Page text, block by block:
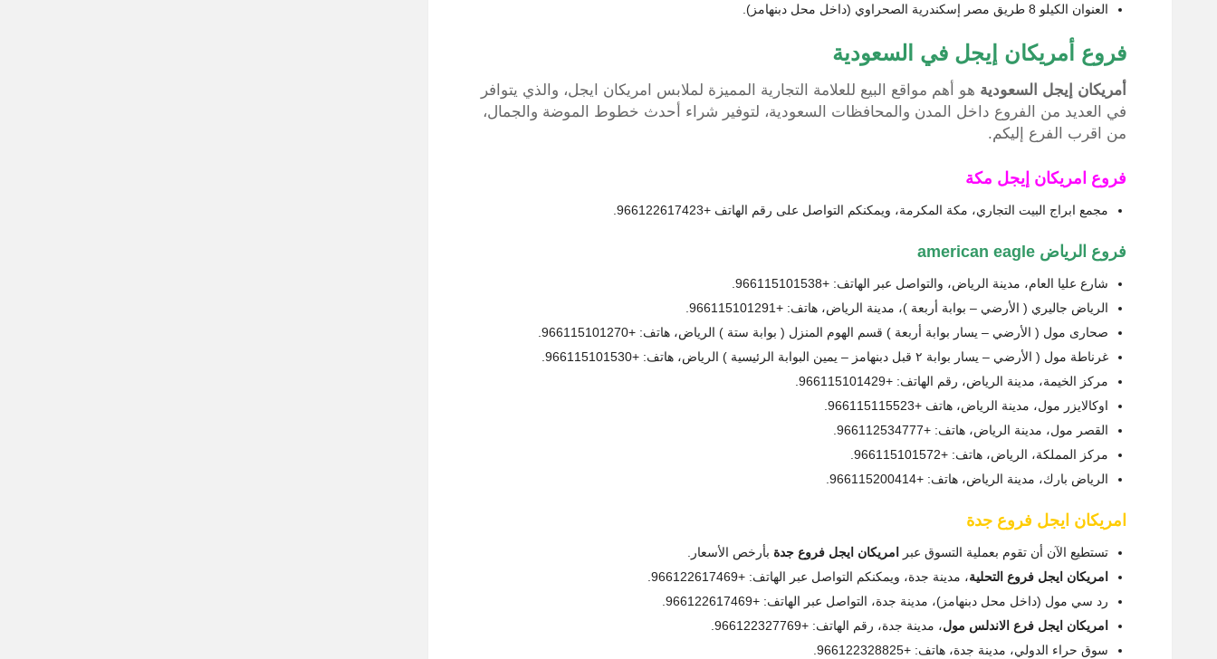
العنوان الكيلو 8 طريق مصر إسكندرية الصحراوي (داخل محل دبنهامز).
فروع أمريكان إيجل في السعودية
أمريكان إيجل السعودية هو أهم مواقع البيع للعلامة التجارية المميزة لملابس امريكان ايجل، والذي يتوافر
في العديد من الفروع داخل المدن والمحافظات السعودية، لتوفير شراء أحدث خطوط الموضة والجمال،
من اقرب الفرع إليكم.
فروع امريكان إيجل مكة
مجمع ابراج البيت التجاري، مكة المكرمة، ويمكنكم التواصل على رقم الهاتف +966122617423.
فروع الرياض american eagle
شارع عليا العام، مدينة الرياض، والتواصل عبر الهاتف: +966115101538.
الرياض جاليري ( الأرضي – بوابة أربعة )، مدينة الرياض، هاتف: +966115101291.
صحارى مول ( الأرضي – يسار بوابة أربعة ) قسم الهوم المنزل ( بوابة ستة ) الرياض، هاتف: +966115101270.
غرناطة مول ( الأرضي – يسار بوابة ٢ قبل دبنهامز – يمين البوابة الرئيسية ) الرياض، هاتف: +966115101530.
مركز الخيمة، مدينة الرياض، رقم الهاتف: +966115101429.
اوكالايزر مول، مدينة الرياض، هاتف +966115115523.
القصر مول، مدينة الرياض، هاتف: +966112534777.
مركز المملكة، الرياض، هاتف: +966115101572.
الرياض بارك، مدينة الرياض، هاتف: +966115200414.
امريكان ايجل فروع جدة
تستطيع الآن أن تقوم بعملية التسوق عبر امريكان ايجل فروع جدة بأرخص الأسعار.
امريكان ايجل فروع التحلية، مدينة جدة، ويمكنكم التواصل عبر الهاتف: +966122617469.
رد سي مول (داخل محل دبنهامز)، مدينة جدة، التواصل عبر الهاتف: +966122617469.
امريكان ايجل فرع الاندلس مول، مدينة جدة، رقم الهاتف: +966122327769.
سوق حراء الدولي، مدينة جدة، هاتف: +966122328825.